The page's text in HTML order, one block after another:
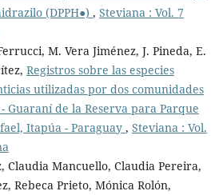
(DPPH●) , Steviana : Vol. 7
M. Vera Jiménez, J. Pineda, E.
Registros sobre las especies
utilizadas por dos comunidades
Guaraní de la Reserva para Parque
Itapúa - Paraguay , Steviana : Vol.
Claudia Mancuello, Claudia Pereira,
Rebeca Prieto, Mónica Rolón,